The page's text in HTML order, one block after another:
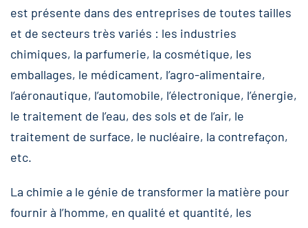
est présente dans des entreprises de toutes tailles
et de secteurs très variés : les industries
chimiques, la parfumerie, la cosmétique, les
emballages, le médicament, l’agro-alimentaire,
l’aéronautique, l’automobile, l’électronique, l’énergie,
le traitement de l’eau, des sols et de l’air, le
traitement de surface, le nucléaire, la contrefaçon,
etc.
La chimie a le génie de transformer la matière pour
fournir à l’homme, en qualité et quantité, les